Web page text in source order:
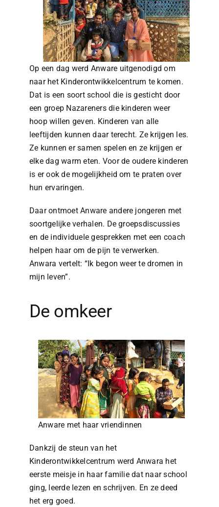
Op een dag werd Anware uitgenodigd om
naar het Kinderontwikkelcentrum te komen.
Dat is een soort school die is gesticht door
een groep Nazareners die kinderen weer
hoop willen geven. Kinderen van alle
leeftijden kunnen daar terecht. Ze krijgen les.
Ze kunnen er samen spelen en ze krijgen er
elke dag warm eten. Voor de oudere kinderen
is er ook de mogelijkheid om te praten over
hun ervaringen.
Daar ontmoet Anware andere jongeren met
soortgelijke verhalen. De groepsdiscussies
en de individuele gesprekken met een coach
helpen haar om de pijn te verwerken.
Anwara vertelt: “Ik begon weer te dromen in
mijn leven”.
De omkeer
Anware met haar vriendinnen
Dankzij de steun van het
Kinderontwikkelcentrum werd Anwara het
eerste meisje in haar familie dat naar school
ging, leerde lezen en schrijven. En ze deed
het erg goed.